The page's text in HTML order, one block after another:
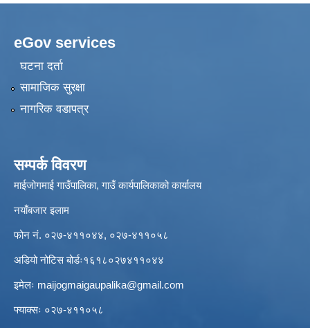
eGov services
घटना दर्ता
सामाजिक सुरक्षा
नागरिक वडापत्र
सम्पर्क विवरण
माईजोगमाई गाउँपालिका, गाउँ कार्यपालिकाको कार्यालय
नयाँबजार इलाम
फोन नं. ०२७-४११०४४, ०२७-४११०५८
अडियो नोटिस बोर्डः१६१८०२७४११०४४
इमेलः maijogmaigaupalika@gmail.com
फ्याक्सः ०२७-४११०५८